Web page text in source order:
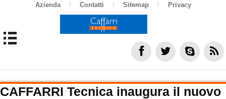
Azienda / Contatti / Sitemap / Privacy
CAFFARRI Tecnica inaugura il nuovo